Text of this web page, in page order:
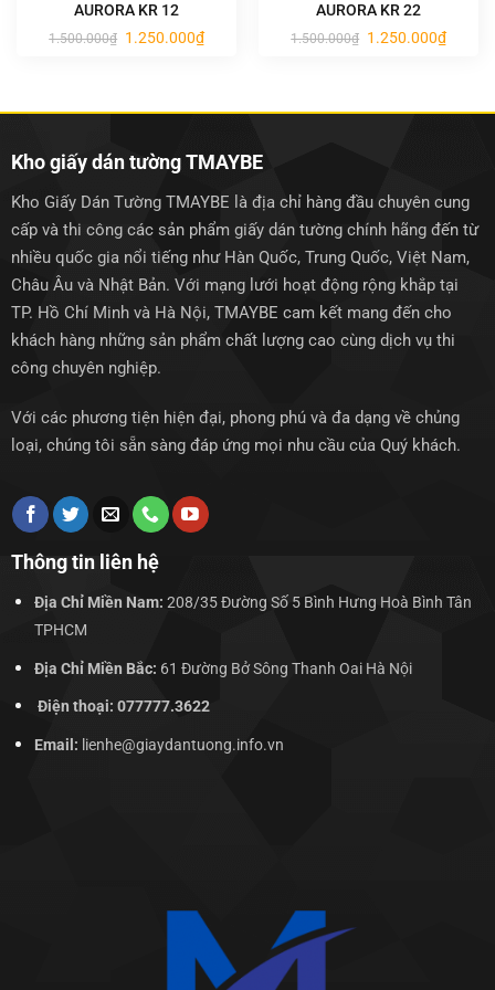
AURORA KR 12
1.500.000₫ Giá
1.250.000₫Giá
hiện
AURORA KR 22
1.500.000₫ Giá
1.250.000₫Giá
hiện
Kho giấy dán tường TMAYBE
Kho Giấy Dán Tường TMAYBE là địa chỉ hàng đầu chuyên cung
cấp và thi công các sản phẩm giấy dán tường chính hãng đến từ
nhiều quốc gia nổi tiếng như Hàn Quốc, Trung Quốc, Việt Nam,
Châu Âu và Nhật Bản. Với mạng lưới hoạt động rộng khắp tại
TP. Hồ Chí Minh và Hà Nội, TMAYBE cam kết mang đến cho
khách hàng những sản phẩm chất lượng cao cùng dịch vụ thi
công chuyên nghiệp.
Với các phương tiện hiện đại, phong phú và đa dạng về chủng
loại, chúng tôi sẵn sàng đáp ứng mọi nhu cầu của Quý khách.
Thông tin liên hệ
Địa Chỉ Miền Nam: 208/35 Đường Số 5 Bình Hưng Hoà Bình Tân
TPHCM
Địa Chỉ Miền Bắc: 61 Đường Bở Sông Thanh Oai Hà Nội
Điện thoại: 077777.3622
Email: lienhe@giaydantuong.info.vn